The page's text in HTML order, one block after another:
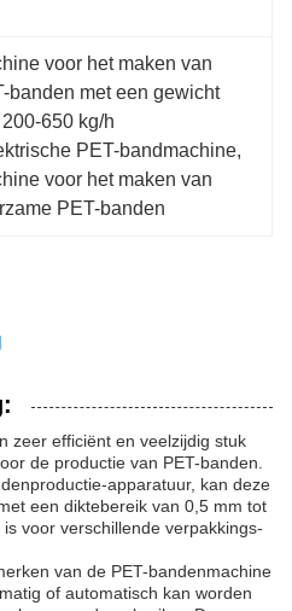
voor het maken van
banden met een gewicht
650 kg/h
PET-bandmachine,
voor het maken van
PET-banden
zeer efficiënt en veelzijdig stuk
de productie van PET-banden.
apparatuur, kan deze
een diktebereik van 0,5 mm tot
voor verschillende verpakkings-
van de PET-bandenmachine
of automatisch kan worden